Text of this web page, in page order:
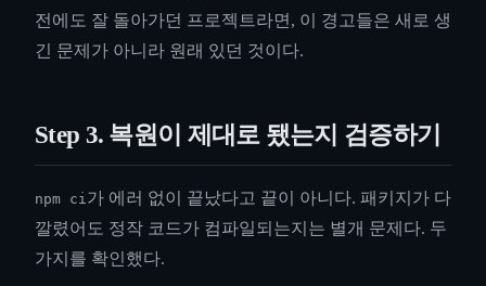
전에도 잘 돌아가던 프로젝트라면, 이 경고들은 새로 생
긴 문제가 아니라 원래 있던 것이다.
Step 3. 복원이 제대로 됐는지 검증하기
npm ci 가 에러 없이 끝났다고 끝이 아니다. 패키지가 다
깔렸어도 정작 코드가 컴파일되는지는 별개 문제다. 두
가지를 확인했다.